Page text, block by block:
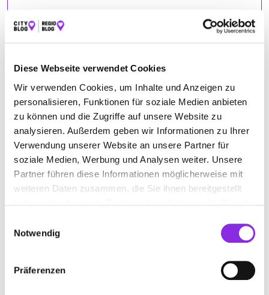
Diese Webseite verwendet Cookies
Wir verwenden Cookies, um Inhalte und Anzeigen zu
personalisieren, Funktionen für soziale Medien anbieten
zu können und die Zugriffe auf unsere Website zu
analysieren. Außerdem geben wir Informationen zu Ihrer
Verwendung unserer Website an unsere Partner für
soziale Medien, Werbung und Analysen weiter. Unsere
Partner führen diese Informationen möglicherweise mit
weiteren Daten zusammen, die Sie ihnen bereitgestellt
Notwendig
Präferenzen
FIRMENBESCHREIBUNG
können, nimmt das Team laufend an Fort- und
Weiterbildungen teil. Im Laufe der Zeit wurde die
Zusammenarbeit mit weiteren namhaften
Versicherungsgesellschaften ausgebaut.
BILDER